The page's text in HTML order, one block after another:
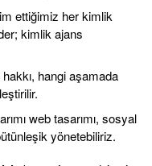
ettiğimiz her kimlik
kimlik ajans
hangi aşamada
web tasarımı, sosyal
yönetebiliriz.